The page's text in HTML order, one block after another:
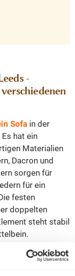
-
Sofa in der
hat ein
Materialien
Dacron und
sorgen für
für ein
festen
doppelten
steht stabil
in 4 Trendfarben